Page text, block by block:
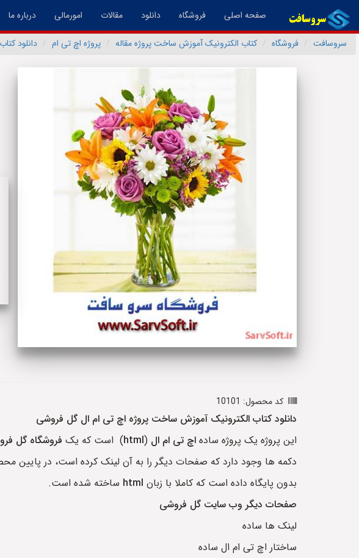
صفحه اصلی(فعال)فروشگاه دانلود مقالات امورمالی درباره ما
سروسافت فروشگاه کتاب الکترونیک آموزش ساخت پروژه مقاله پروژه اچ تی ام دانلود
کد محصول: 10101
دانلود کتاب الکترونیک آموزش ساخت پروژه اچ تی ام ال گل فروشی
این پروژه یک پروژه ساده اچ تی ام ال (
html) است که یک فروشگاه گل
دکمه ها وجود دارد که صفحات دیگر را به آن لینک کرده است، در پایین
بدون پایگاه داده است که کاملا با زبان html ساخته شده است.
صفحات دیگر وب سایت گل فروشی
لینک ها ساده
ساختار اچ تی ام ال ساده